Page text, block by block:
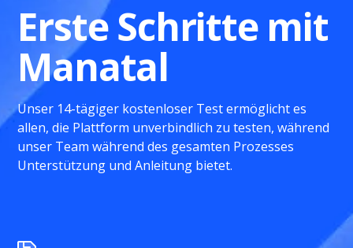
Erste Schritte mit
Manatal
Unser 14-tägiger kostenloser Test ermöglicht es
allen, die Plattform unverbindlich zu testen, während
unser Team während des gesamten Prozesses
Unterstützung und Anleitung bietet.